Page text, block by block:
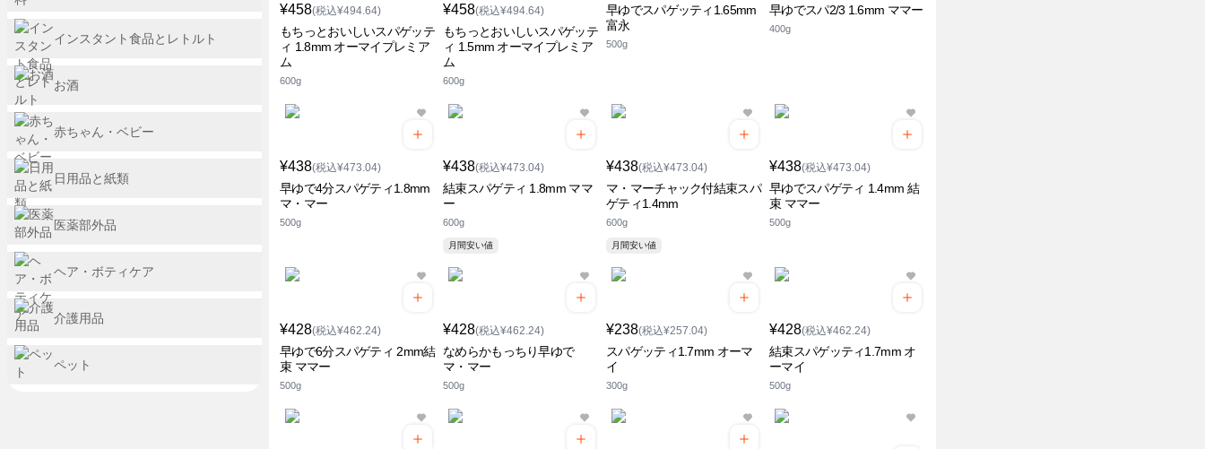
¥458(税込¥494.64)
もちっとおいしいスパゲッテ
ィ 1.8mm オーマイプレミア
ム
600g
¥458(税込¥494.64)
もちっとおいしいスパゲッテ
ィ 1.5mm オーマイプレミア
ム
600g
早ゆでスパゲッティ1.65mm
富永
500g
早ゆでスパ2/3 1.6mm ママー
400g
¥438(税込¥473.04)
早ゆで4分スパゲティ1.8mm
マ・マー
500g
¥438(税込¥473.04)
結束スパゲティ 1.8mm ママ
ー
600g
月間安い値
¥438(税込¥473.04)
マ・マーチャック付結束スパ
ゲティ1.4mm
600g
月間安い値
¥438(税込¥473.04)
早ゆでスパゲティ 1.4mm 結
束 ママー
500g
¥428(税込¥462.24)
早ゆで6分スパゲティ 2mm結
束 ママー
500g
¥428(税込¥462.24)
なめらかもっちり早ゆで
マ・マー
500g
¥238(税込¥257.04)
スパゲッティ1.7mm オーマ
イ
300g
¥428(税込¥462.24)
結束スパゲッティ1.7mm オ
ーマイ
500g
インスタント食品とレトルト
お酒
赤ちゃん・ベビー
日用品と紙類
医薬部外品
ヘア・ボティケア
介護用品
ペット